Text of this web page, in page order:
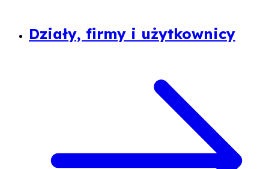
Działy, firmy i użytkownicy